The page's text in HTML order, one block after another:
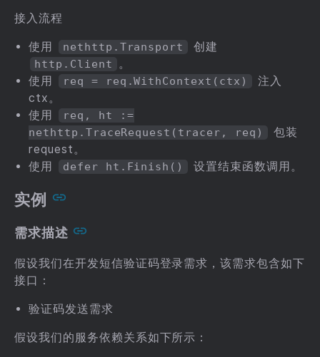
接入流程
使用 nethttp.Transport 创建
http.Client
。
使用
req = req.WithContext(ctx)
注入
ctx。
使用
req, ht :=
nethttp.TraceRequest(tracer, req)
包装
request。
使用
defer ht.Finish() 设置结束函数调用。
实例
需求描述
假设我们在开发短信验证码登录需求，该需求包含如下
接口：
验证码发送需求
假设我们的服务依赖关系如下所示：